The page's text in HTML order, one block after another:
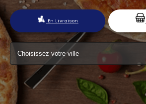
VOS AVIS
MENTIONS LÉGALES
C.G.V
En Livraison